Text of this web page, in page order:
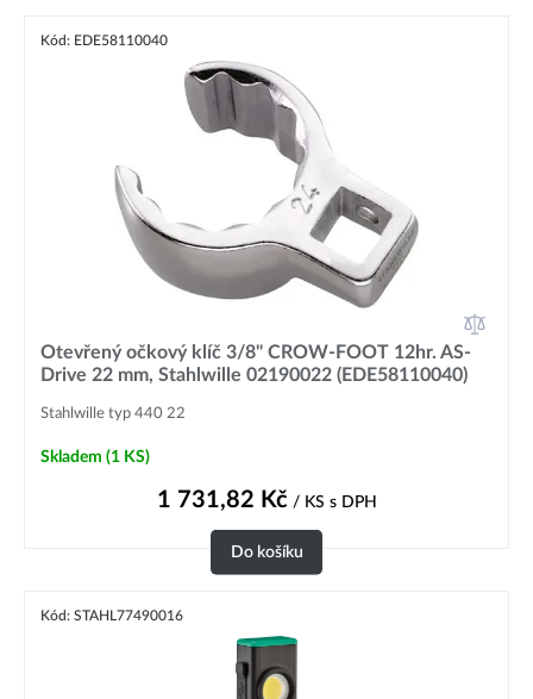
Kód: EDE58110040
Otevřený očkový klíč 3/8" CROW-FOOT 12hr. AS-
Drive 22 mm, Stahlwille 02190022 (EDE58110040)
Stahlwille typ 440 22
Skladem (1 KS)
1 731,82 Kč/ KS s DPH
Do košíku
Kód: STAHL77490016